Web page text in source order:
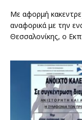
Με αφορμή
αναφορικά με την
Θεσσαλονίκης, ο